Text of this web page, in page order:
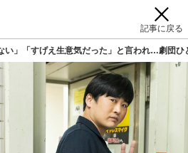
記事に戻る
い」「すげえ生意気だった」と言われ…劇団